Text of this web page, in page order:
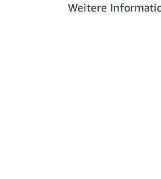
Weitere